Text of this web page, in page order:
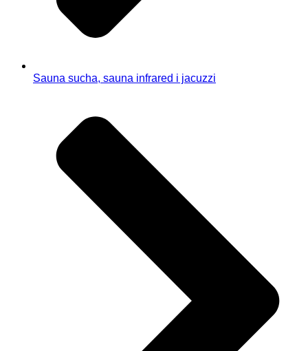
Sauna sucha, sauna infrared i jacuzzi